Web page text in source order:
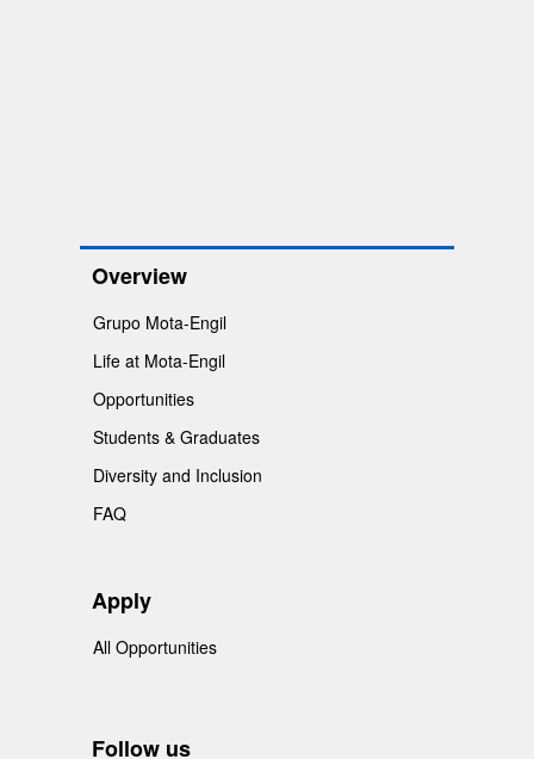
Overview
Grupo Mota-Engil
Life at Mota-Engil
Opportunities
Students & Graduates
Diversity and Inclusion
FAQ
Apply
All Opportunities
Follow us